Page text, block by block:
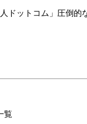
ドットコム」圧倒的
覧